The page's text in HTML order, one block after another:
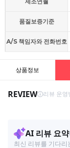
품질보증기준
A/S 책임자와 전화번호
상품정보